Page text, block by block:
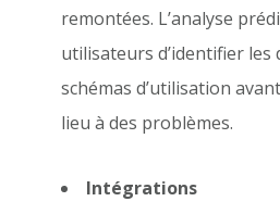
remontées. L’analyse
utilisateurs d’identifier les
schémas d’utilisation
lieu à des problèmes.
Intégrations